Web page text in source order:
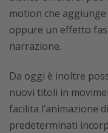
motion che
oppure un effetto
narrazione.
Da oggi è inoltre
nuovi titoli in
facilita l’animazione
predeterminati